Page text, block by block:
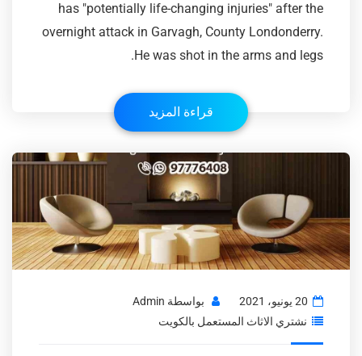
has "potentially life-changing injuries" after the
overnight attack in Garvagh, County Londonderry.
He was shot in the arms and legs.
قراءة المزيد
20 يونيو، 2021 بواسطة Admin
نشتري الاثاث المستعمل بالكويت